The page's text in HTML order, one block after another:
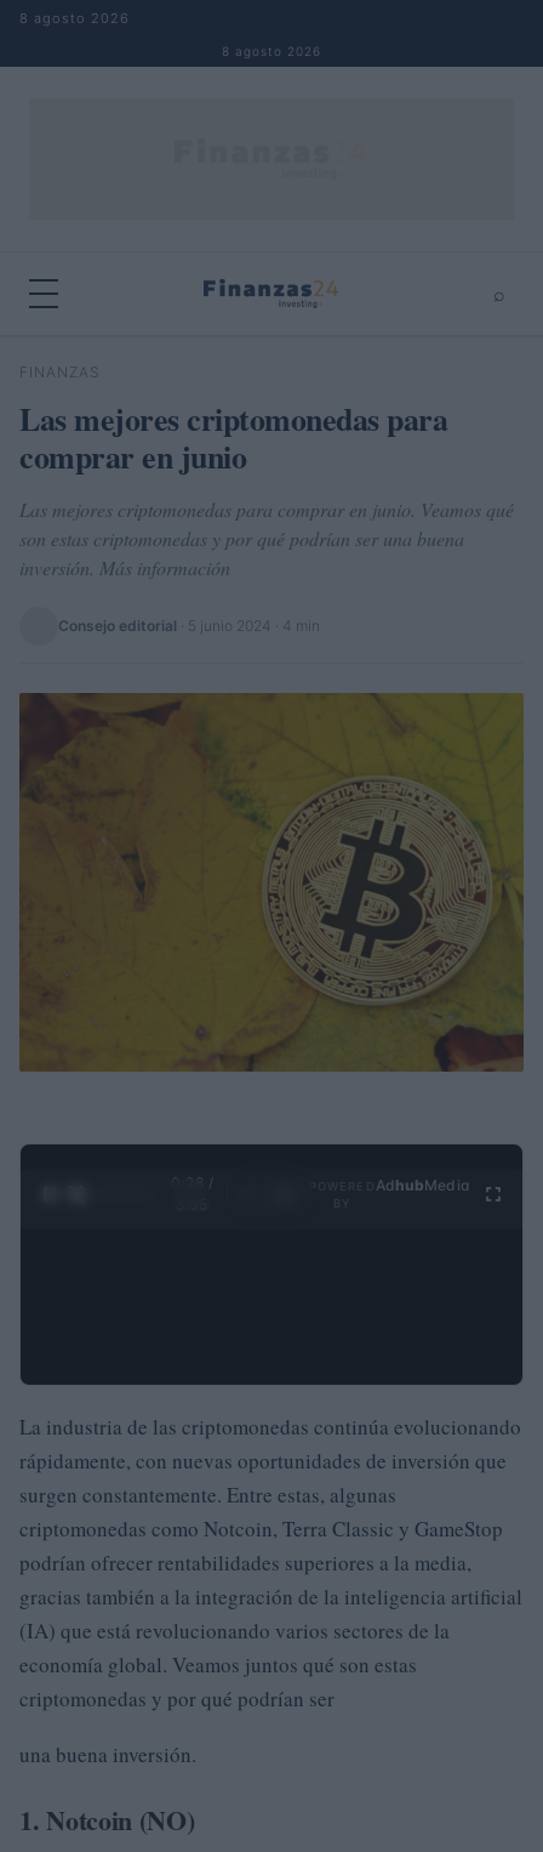
Saltar al contenido
8 agosto 2026
8 agosto 2026
⌕
Buscar
FINANZAS
Las mejores criptomonedas para
comprar en junio
Las mejores criptomonedas para comprar en junio. Veamos qué
son estas criptomonedas y por qué podrían ser una buena
inversión. Más información
Consejo editorial 5 junio 2024 · 4 min
0:29 /
Ad hubMedia
La industria de las criptomonedas continúa evolucionando
rápidamente, con nuevas oportunidades de inversión que
surgen constantemente. Entre estas, algunas
criptomonedas como Notcoin, Terra Classic y GameStop
podrían ofrecer rentabilidades superiores a la media,
gracias también a la integración de la inteligencia artificial
(IA) que está revolucionando varios sectores de la
economía global. Veamos juntos qué son estas
criptomonedas y por qué podrían ser
una buena inversión.
1. Notcoin (NO)